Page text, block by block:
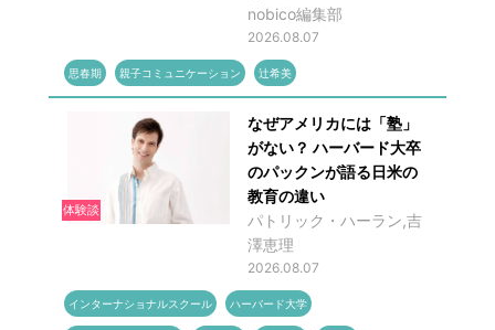
nobico編集部
2026.08.07
思春期 親子コミュニケーション 辻希美
体験談
なぜアメリカには「塾」
がない？ ハーバード大卒
のパックンが語る日米の
教育の違い
パトリック・ハーラン,吉
澤恵理
2026.08.07
インターナショナルスクール ハーバード大学